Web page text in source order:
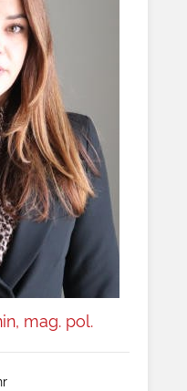
mag. pol.